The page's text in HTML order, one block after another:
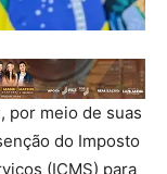
por meio de suas
do Imposto
(ICMS) para